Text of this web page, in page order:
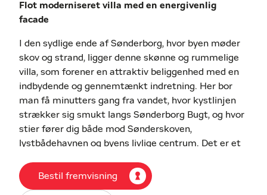
Flot moderniseret villa med en energivenlig
facade
I den sydlige ende af Sønderborg, hvor byen møder
skov og strand, ligger denne skønne og rummelige
villa, som forener en attraktiv beliggenhed med en
indbydende og gennemtænkt indretning. Her bor
man få minutters gang fra vandet, hvor kystlinjen
strækker sig smukt langs Sønderborg Bugt, og hvor
stier fører dig både mod Sønderskoven,
lystbådehavnen og byens livlige centrum. Det er et
mest eftertragtede – og det er ikke svært at forstå
hvorfor. Natur, byliv og et aktivt udeliv mødes i
Bestil fremvisning